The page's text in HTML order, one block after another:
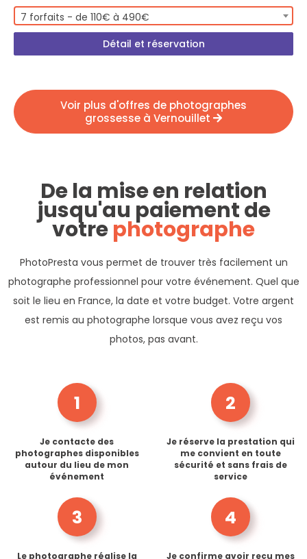
7 forfaits - de 110€ à 490€
Détail et réservation
Voir plus d'offres de photographes
grossesse à Vernouillet
De la mise en relation
jusqu'au paiement de
votrephotographe
PhotoPresta vous permet de trouver très facilement un
photographe professionnel pour votre événement. Quel que
soit le lieu en France, la date et votre budget. Votre argent
est remis au photographe lorsque vous avez reçu vos
photos, pas avant.
1
Je contacte des
photographes disponibles
autour du lieu de mon
événement
2
Je réserve la prestation qui
me convient en toute
sécurité et sans frais de
service
3
Le photographe réalise la
4
Je confirme avoir reçu mes